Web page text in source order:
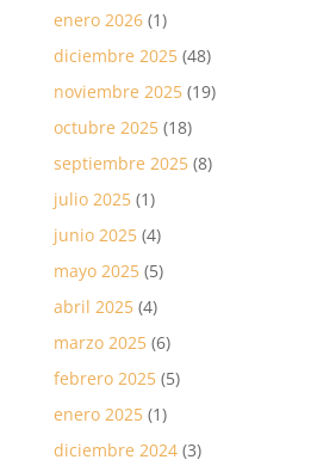
enero 2026(1)
diciembre 2025(48)
noviembre 2025(19)
octubre 2025(18)
septiembre 2025(8)
julio 2025(1)
junio 2025(4)
mayo 2025(5)
abril 2025(4)
marzo 2025(6)
febrero 2025(5)
enero 2025(1)
diciembre 2024(3)